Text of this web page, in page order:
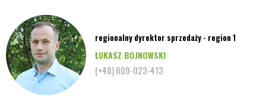
regionalny dyrektor sprzedaży - region 1
ŁUKASZ BOJNOWSKI
(+48) 609-023-413